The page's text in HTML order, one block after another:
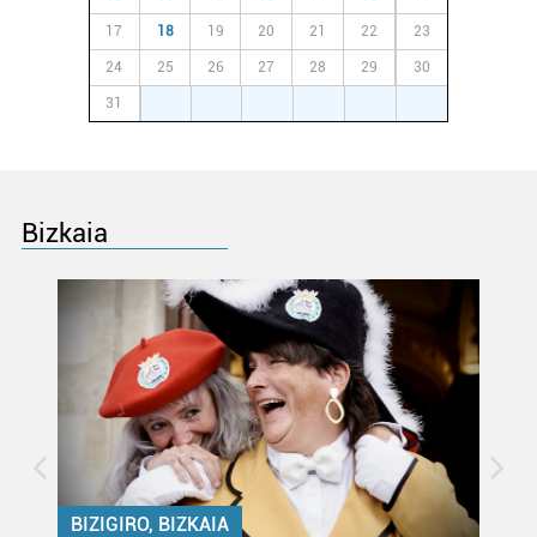
produktuak garatzeko. Zure datuak nork eta zertarako
erabiltzen dituen hauta dezakezu.
Bazkide batzuek ez dizute baimenik eskatzen, eta beren
dezakezun ikusteko.
Lortu zure datu pertsonalak prozesatzeko moduari
buruzko informazio gehiago eta ezarri zure lehentasunak
datuen atalean. Edozein unetan alda edo ken dezakezu
zure baimena Cookieen adierazpenean.
Webgune honek cookie propioak eta hirugarrenen cookie-
fitxategiak erabiltzen ditu. Zure esperientzia eta
zerbitzuak hobetzeko asmoz, cookie teknologiaz
baliatzen gara. Ohar hau onartuz gero, teknologia hori
17 18 19 20 21 22 23
24 25 26 27 28 29 30
31
Bizkaia
BIZIGIRO, BIZKAIA